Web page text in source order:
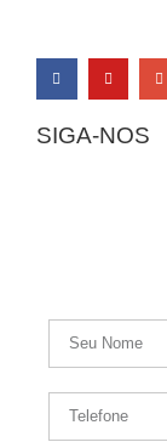
SIGA-NOS